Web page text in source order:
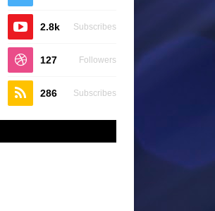
2.8k Subscribes
127 Followers
286 Subscribes